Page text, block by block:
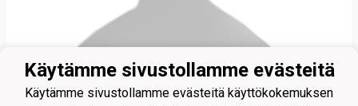
Käytämme sivustollamme evästeitä
Käytämme sivustollamme evästeitä käyttökokemuksen